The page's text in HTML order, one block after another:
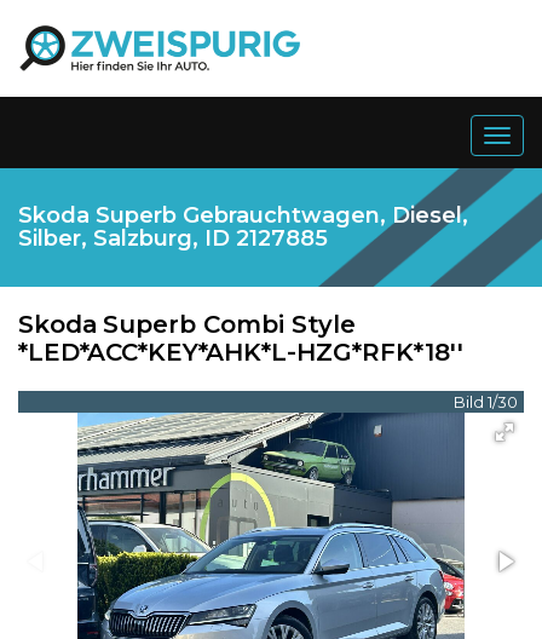
Skoda Superb Gebrauchtwagen, Diesel,
Silber, Salzburg, ID 2127885
Skoda Superb Combi Style
*LED*ACC*KEY*AHK*L-HZG*RFK*18''
Bild 1/30